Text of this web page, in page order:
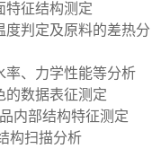
特征结构测定
度判定及原料的差热分
率、力学性能等分析
的数据表征测定
内部结构特征测定
构扫描分析